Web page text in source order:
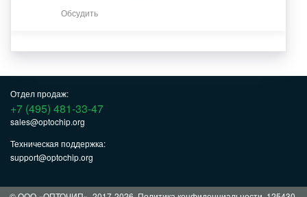
Обсудить
Отдел продаж:
+7 (495) 481-33-47
sales@optochip.org
Техническая поддержка:
support@optochip.org